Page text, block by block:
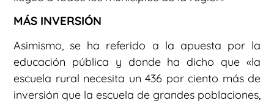
MÁS INVERSIÓN
Asimismo, se ha referido a la apuesta por la
educación pública y donde ha dicho que «la
escuela rural necesita un 436 por ciento más de
inversión que la escuela de grandes poblaciones,